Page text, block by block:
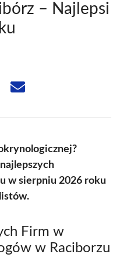
– Najlepsi
Share
w sierpniu 2026 roku
Firm w
w Raciborzu